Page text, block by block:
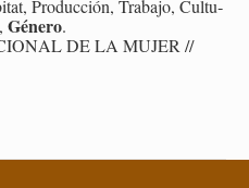
Pro­duc­ción, Tra­ba­jo, Cul­tu­
Gé­ne­ro.
DE LA MUJER //